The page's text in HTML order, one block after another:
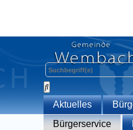
Aktuelles
Bürgerservice